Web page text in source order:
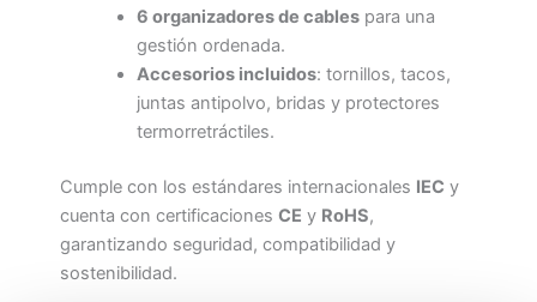
6 organizadores de cablespara una
gestión ordenada.
Accesorios incluidos: tornillos, tacos,
juntas antipolvo, bridas y protectores
termorretráctiles.
Cumple con los estándares internacionales IEC y
cuenta con certificaciones CE y RoHS,
garantizando seguridad, compatibilidad y
sostenibilidad.